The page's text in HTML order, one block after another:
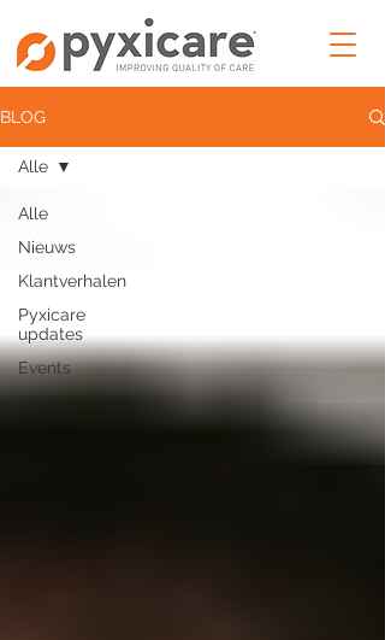
BLOG
Alle
Nieuws
Klantverhalen
Pyxicare
updates
Events
Alle